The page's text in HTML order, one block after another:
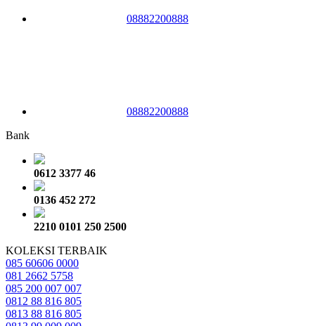
08882200888
08882200888
Bank
0612 3377 46
0136 452 272
2210 0101 250 2500
KOLEKSI TERBAIK
085 60606 0000
081 2662 5758
085 200 007 007
0812 88 816 805
0813 88 816 805